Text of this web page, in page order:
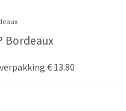
Bordeaux
€ 13.80